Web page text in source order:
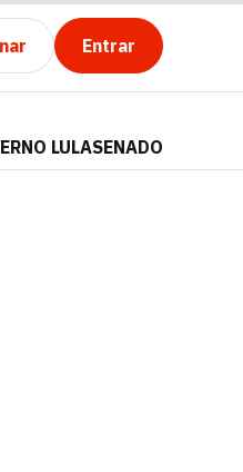
Entrar
LULASENADO